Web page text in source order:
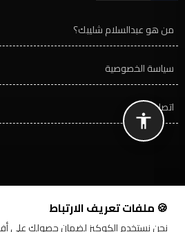
من هو عبدالسلام شليبك؟
سياسة الخصوصية
اتصل بنا
🍪 ملفات تعريف الارتباط
نحن نستخدم الكوكيز لضمان حصولك على